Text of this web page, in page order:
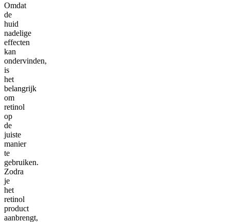
Omdat
de
huid
nadelige
effecten
kan
ondervinden,
is
het
belangrijk
om
retinol
op
de
juiste
manier
te
gebruiken.
Zodra
je
het
retinol
product
aanbrengt,